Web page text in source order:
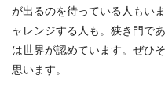
が出るのを待っている人もい
ャレンジする人も。狭き門で
は世界が認めています。ぜひ
思います。